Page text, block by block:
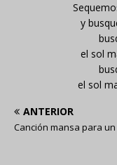
y
el sol
el sol
ANTERIOR
Canción mansa para